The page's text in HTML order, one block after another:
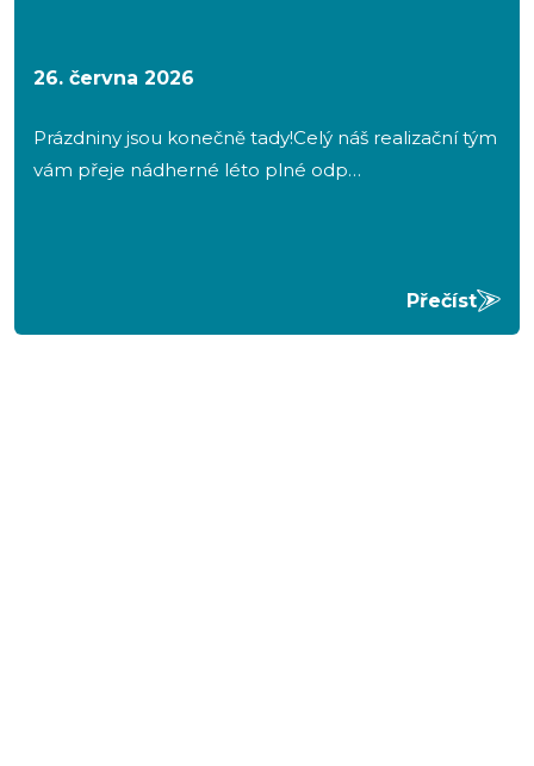
26. června 2026
Prázdniny jsou konečně tady!Celý náš realizační tým
vám přeje nádherné léto plné odp…
Přečíst